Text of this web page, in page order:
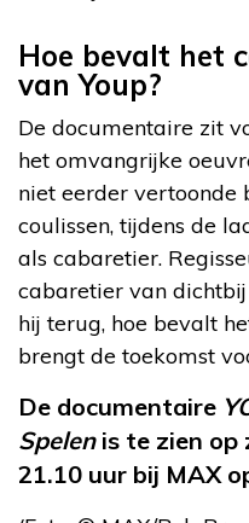
Hoe bevalt het
van Youp?
De documentaire zit
het omvangrijke
niet eerder vertoonde
coulissen, tijdens de
als cabaretier.
cabaretier van
hij terug, hoe bevalt
brengt de toekomst
De documentaire
Spelenis te zien op
21.10 uur bij MAX